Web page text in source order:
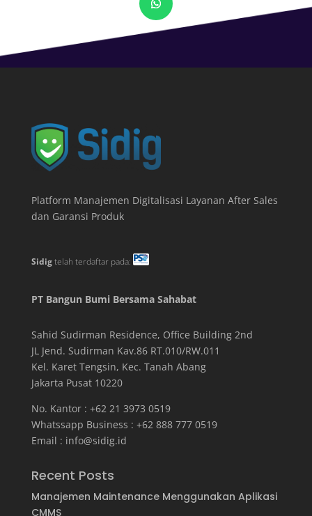
Platform Manajemen Digitalisasi Layanan After Sales
dan Garansi Produk
Sidigtelah terdaftar pada:
PT Bangun Bumi Bersama Sahabat
Sahid Sudirman Residence, Office Building 2nd
JL Jend. Sudirman Kav.86 RT.010/RW.011
Kel. Karet Tengsin, Kec. Tanah Abang
Jakarta Pusat 10220
No. Kantor : +62 21 3973 0519
Whatssapp Business : +62 888 777 0519
Email : info@sidig.id
Recent Posts
Manajemen Maintenance Menggunakan Aplikasi
CMMS